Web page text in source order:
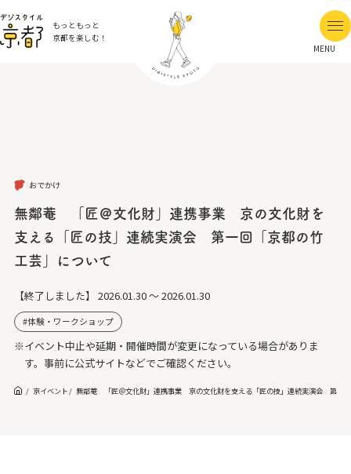
もっともっと
京都を楽しむ！
MENU
おでかけ
無鄰菴 「匠＠文化財」連携事業 京の文化財を
支える「匠の技」連続実演会 第一回「京都の竹
工芸」について
【終了しました】 2026.01.30 ～ 2026.01.30
体験・ワークショップ
※イベント中止や延期・開催時間が変更になっている場合がありま
す。事前に公式サイトなどでご確認ください。
京イベント 無鄰菴 「匠＠文化財」連携事業 京の文化財を支える「匠の技」連続実演会 第一